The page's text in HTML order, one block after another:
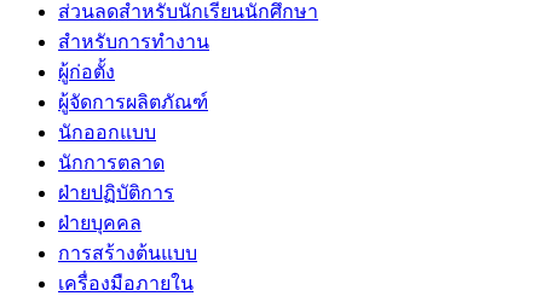
ส่วนลดสำหรับนักเรียนนักศึกษา
สำหรับการทำงาน
ผู้ก่อตั้ง
ผู้จัดการผลิตภัณฑ์
นักออกแบบ
นักการตลาด
ฝ่ายปฏิบัติการ
ฝ่ายบุคคล
การสร้างต้นแบบ
เครื่องมือภายใน